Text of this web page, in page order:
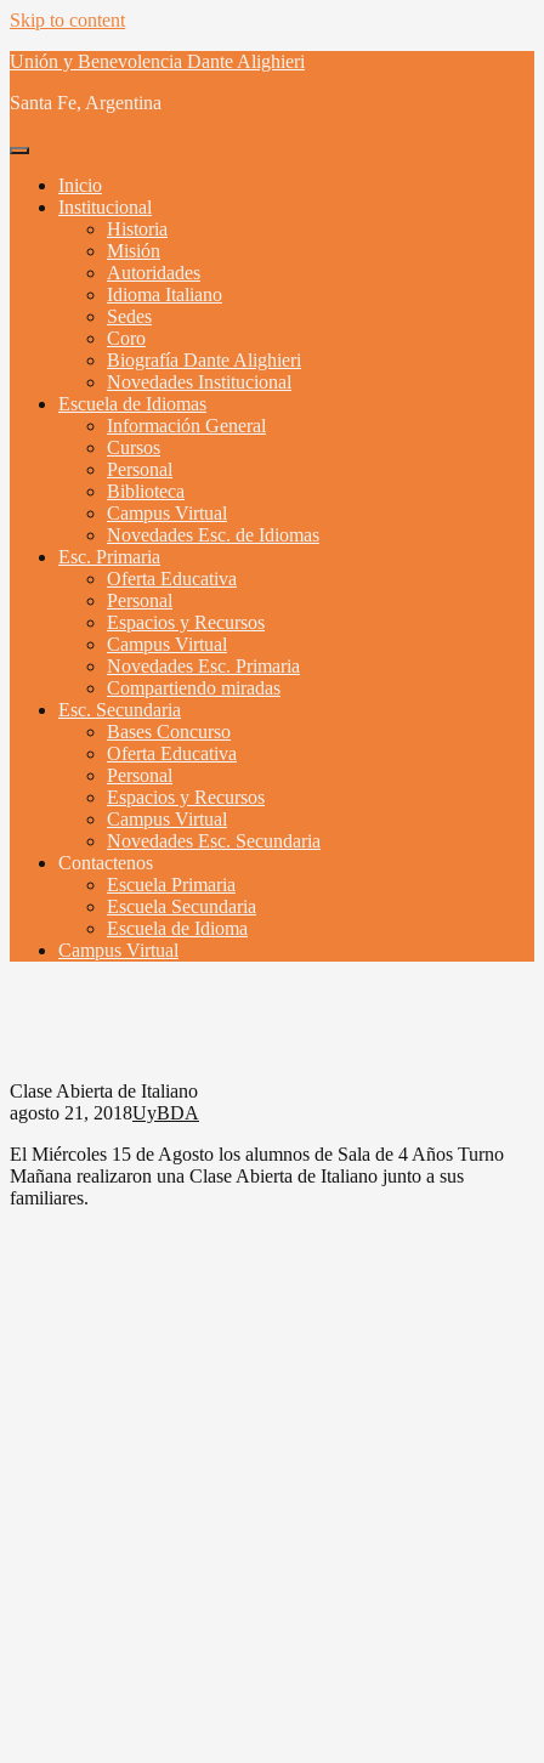
Skip to content
Unión y Benevolencia Dante Alighieri
Santa Fe, Argentina
Inicio
Institucional
Historia
Misión
Autoridades
Idioma Italiano
Sedes
Coro
Biografía Dante Alighieri
Novedades Institucional
Escuela de Idiomas
Información General
Cursos
Personal
Biblioteca
Campus Virtual
Novedades Esc. de Idiomas
Esc. Primaria
Oferta Educativa
Personal
Espacios y Recursos
Campus Virtual
Novedades Esc. Primaria
Compartiendo miradas
Esc. Secundaria
Bases Concurso
Oferta Educativa
Personal
Espacios y Recursos
Campus Virtual
Novedades Esc. Secundaria
Contactenos
Escuela Primaria
Escuela Secundaria
Escuela de Idioma
Campus Virtual
Clase Abierta de Italiano
agosto 21, 2018UyBDA
El Miércoles 15 de Agosto los alumnos de Sala de 4 Años Turno
Mañana realizaron una Clase Abierta de Italiano junto a sus
familiares.